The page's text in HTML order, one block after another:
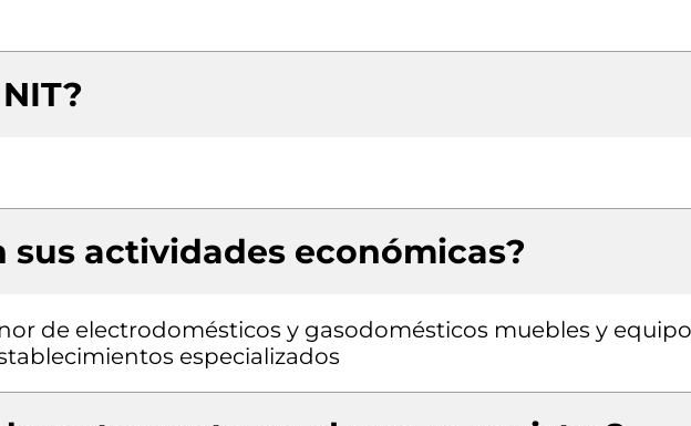
sus actividades económicas?
de electrodomésticos y gasodomésticos muebles y
especializados